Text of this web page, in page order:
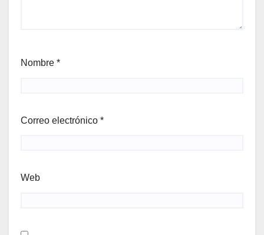
Nombre *
Correo electrónico *
Web